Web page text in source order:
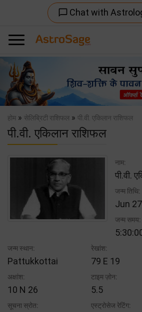
chat_bubble_outline Chat with
Previous
होम » सेलिब्रिटी राशिफल » पी.वी. एकिलान राशिफल
पी.वी. एकिलान राशिफल
नाम:
पी.वी.
जन्म तिथि:
Jun
जन्म समय:
जन्म स्थान:
Pattukkottai
रेखांश:
79 E 19
अक्षांश:
10 N 26
टाइम ज़ोन:
5.5
सूचना स्रोत: एस्ट्रोसेज रेटिंग: